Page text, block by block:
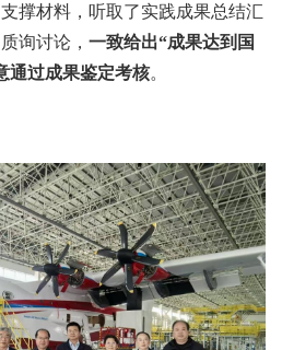
撑材料，听取了实践成果总结汇
询讨论， 一致给出“成果达到国
通过成果鉴定考核。